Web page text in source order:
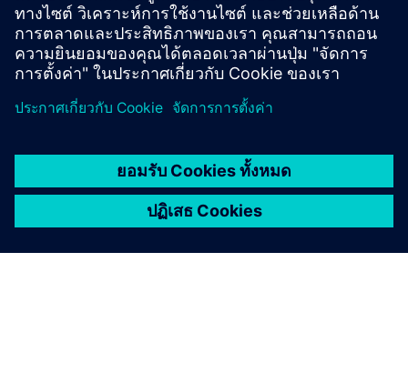
OYTEC | Xcelerator website
OYTEC | Homepage